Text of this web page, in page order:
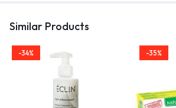
Similar Products
-34% -35%